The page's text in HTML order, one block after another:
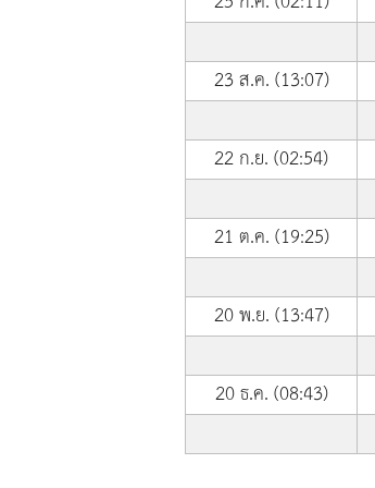
23 ส.ค. (13:07)
22 ก.ย. (02:54)
21 ต.ค. (19:25)
20 พ.ย. (13:47)
20 ธ.ค. (08:43)